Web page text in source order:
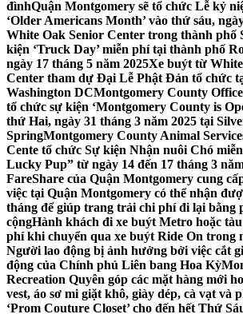
đìnhQuận Montgomery sẽ tổ chức Lễ kỷ
‘Older Americans Month’ vào thứ sáu,
White Oak Senior Center trong thành phố
kiện ‘Truck Day’ miễn phí tại thành phố
ngày 17 tháng 5 năm 2025Xe buýt từ
Center tham dự Đại Lễ Phật Đản tổ chức
Washington DCMontgomery County
tổ chức sự kiện ‘Montgomery County is
thứ Hai, ngày 31 tháng 3 năm 2025 tại
SpringMontgomery County Animal
Cente tổ chức Sự kiện Nhận nuôi Chó
Lucky Pup” từ ngày 14 đến 17 tháng 3
FareShare của Quận Montgomery cung
việc tại Quận Montgomery có thể nhận
tháng để giúp trang trải chi phí đi lại bằng
cộngHành khách đi xe buýt Metro hoặc
phí khi chuyển qua xe buýt Ride On trong
Người lao động bị ảnh hưởng bởi việc cắt
động của Chính phủ Liên bang Hoa Kỳ
Recreation Quyên góp các mặt hàng mới
vest, áo sơ mi giặt khô, giày dép, cà vạt và
‘Prom Couture Closet’ cho đến hết Thứ